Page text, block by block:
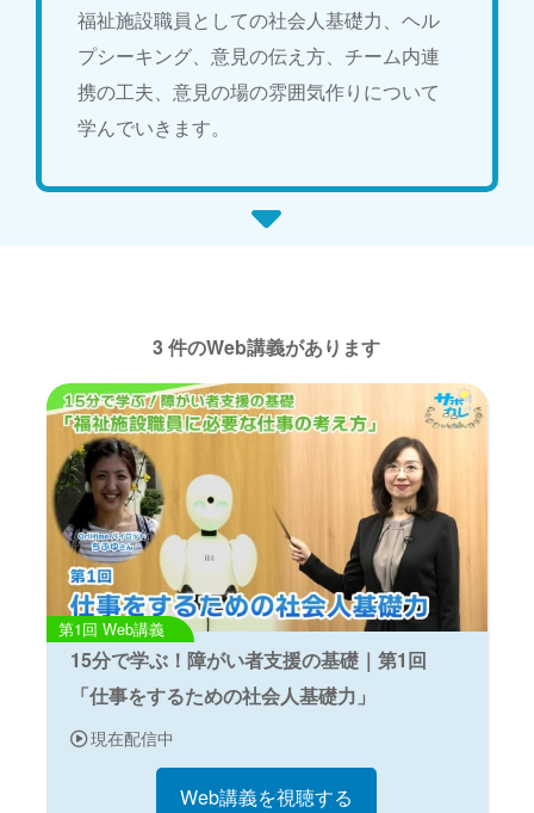
福祉施設職員としての社会人基礎力、ヘル
プシーキング、意見の伝え方、チーム内連
携の工夫、意見の場の雰囲気作りについて
学んでいきます。
3 件のWeb講義があります
Web講義
15分で学ぶ！障がい者支援の基礎｜第1回
「仕事をするための社会人基礎力」
現在配信中
Web講義を視聴する